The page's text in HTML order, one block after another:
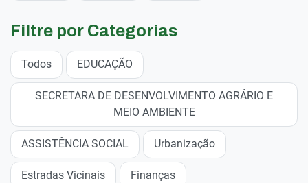
Filtre por Categorias
Todos EDUCAÇÃO
SECRETARA DE DESENVOLVIMENTO AGRÁRIO E
MEIO AMBIENTE
ASSISTÊNCIA SOCIAL Urbanização
Estradas Vicinais Finanças